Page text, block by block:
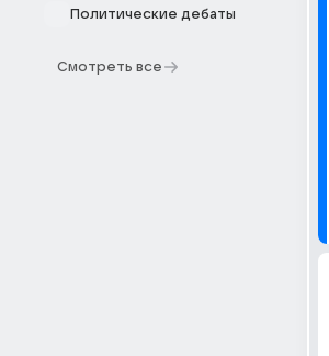
Политические дебаты
Смотреть все